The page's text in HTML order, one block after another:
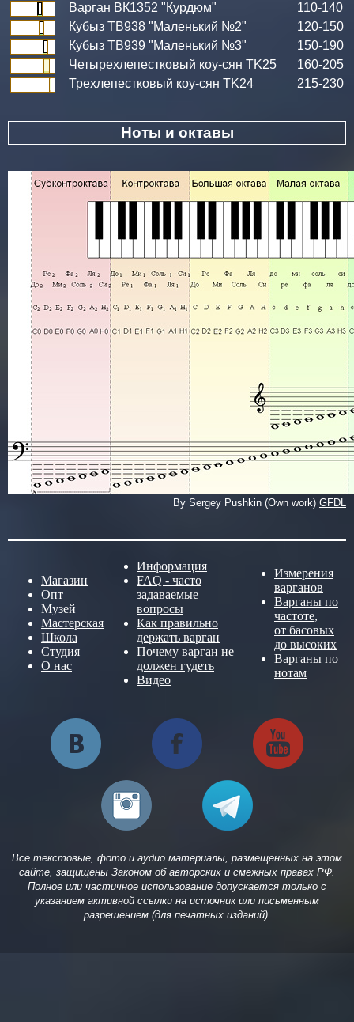
Варган ВК1352 "Курдюм"
110-140
Кубыз ТВ938 "Маленький №2"
120-150
Кубыз ТВ939 "Маленький №3"
150-190
Четырехлепестковый коу-сян TK25
160-205
Трехлепестковый коу-сян TK24
215-230
Ноты и октавы
By Sergey Pushkin (Own work) GFDL
Магазин
Опт
Музей
Мастерская
Школа
Студия
О нас
Информация
FAQ - часто
задаваемые
вопросы
Как правильно
держать варган
Почему варган не
должен гудеть
Видео
Измерения
варганов
Варганы по
частоте,
от басовых
до высоких
Варганы по
нотам
Все текстовые, фото и аудио материалы, размещенных на этом
сайте, защищены Законом об авторских и смежных правах РФ.
Полное или частичное использование допускается только с
указанием активной ссылки на источник или письменным
разрешением (для печатных изданий).